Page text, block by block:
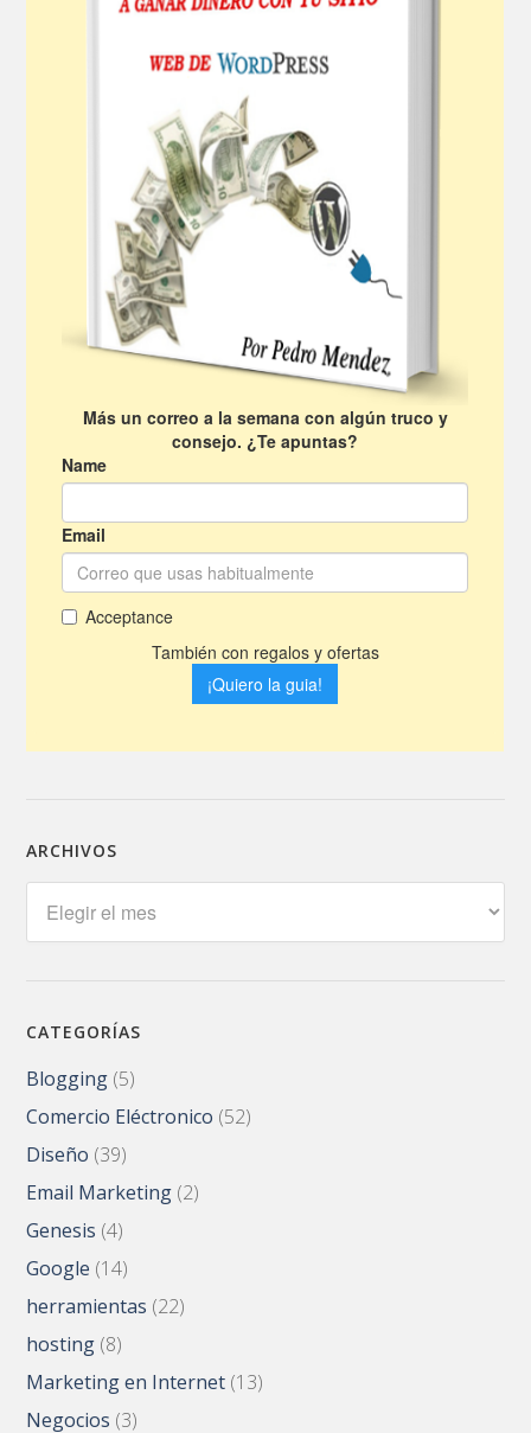
ARCHIVOS
CATEGORÍAS
Blogging (5)
Comercio Eléctronico (52)
Diseño (39)
Email Marketing (2)
Genesis (4)
Google (14)
herramientas (22)
hosting (8)
Marketing en Internet (13)
Negocios (3)